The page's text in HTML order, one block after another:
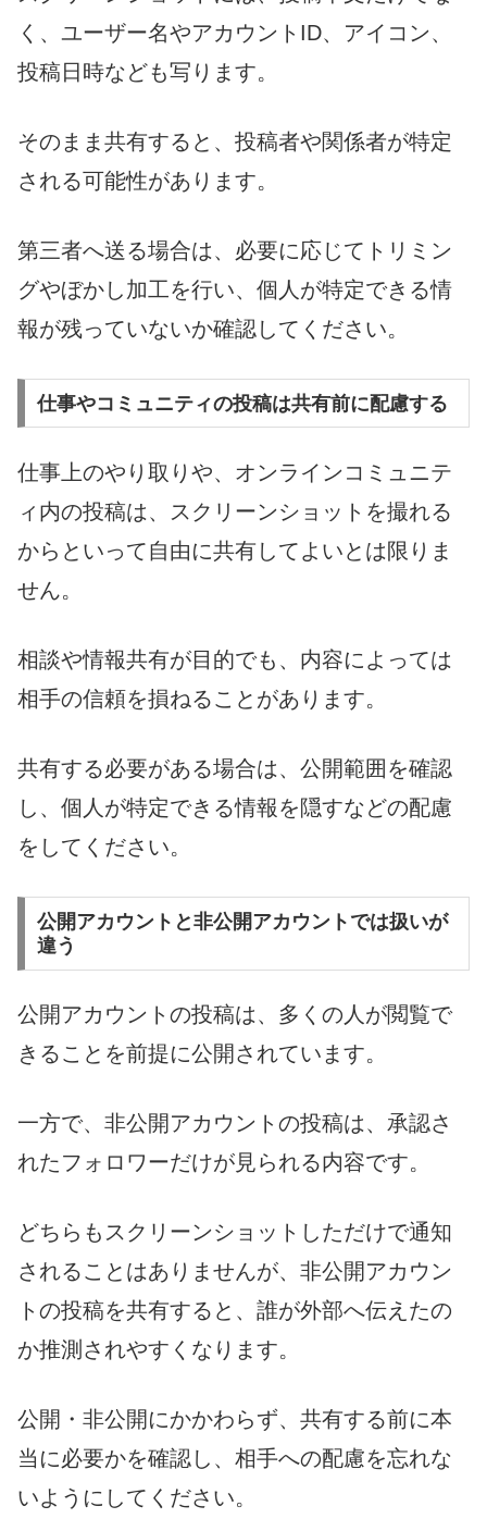
く、ユーザー名やアカウントID、アイコン、
投稿日時なども写ります。
そのまま共有すると、投稿者や関係者が特定
される可能性があります。
第三者へ送る場合は、必要に応じてトリミン
グやぼかし加工を行い、個人が特定できる情
報が残っていないか確認してください。
仕事やコミュニティの投稿は共有前に配慮する
仕事上のやり取りや、オンラインコミュニテ
ィ内の投稿は、スクリーンショットを撮れる
からといって自由に共有してよいとは限りま
せん。
相談や情報共有が目的でも、内容によっては
相手の信頼を損ねることがあります。
共有する必要がある場合は、公開範囲を確認
し、個人が特定できる情報を隠すなどの配慮
をしてください。
公開アカウントと非公開アカウントでは扱いが
違う
公開アカウントの投稿は、多くの人が閲覧で
きることを前提に公開されています。
一方で、非公開アカウントの投稿は、承認さ
れたフォロワーだけが見られる内容です。
どちらもスクリーンショットしただけで通知
されることはありませんが、非公開アカウン
トの投稿を共有すると、誰が外部へ伝えたの
か推測されやすくなります。
公開・非公開にかかわらず、共有する前に本
当に必要かを確認し、相手への配慮を忘れな
いようにしてください。